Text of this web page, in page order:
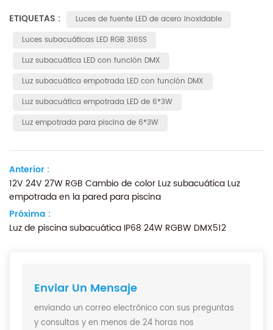
ETIQUETAS :
Luces de fuente LED de acero inoxidable
Luces subacuáticas LED RGB 316SS
Luz subacuática LED con función DMX
Luz subacuática empotrada LED con función DMX
Luz subacuática empotrada LED de 6*3W
Luz empotrada para piscina de 6*3W
Anterior :
12V 24V 27W RGB Cambio de color Luz subacuática Luz
empotrada en la pared para piscina
Próxima :
Luz de piscina subacuática IP68 24W RGBW DMX512
Enviar Un Mensaje
enviando un correo electrónico con sus preguntas
y consultas y en menos de 24 horas nos